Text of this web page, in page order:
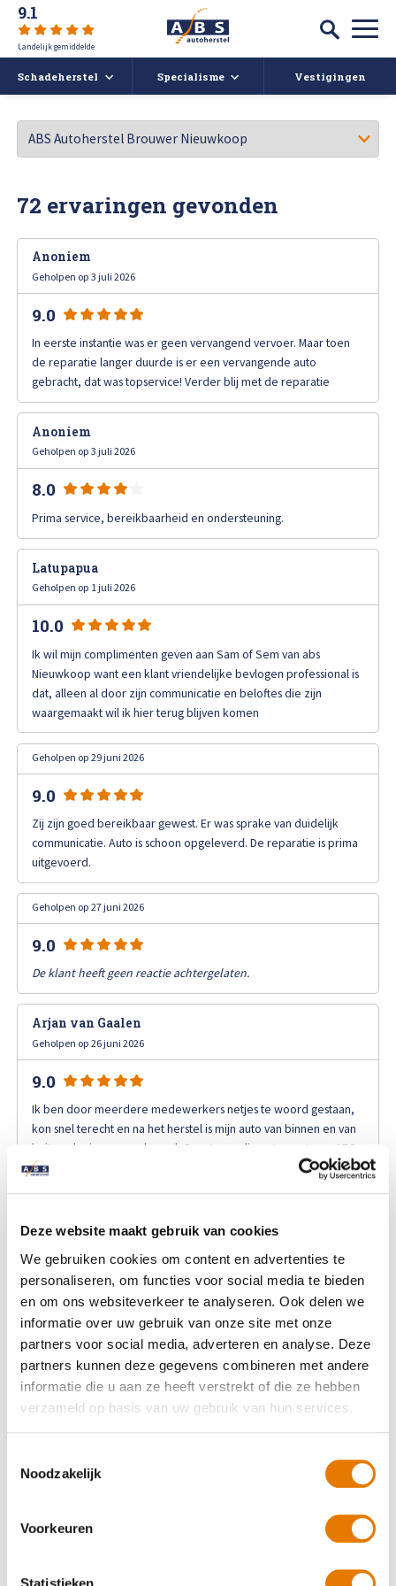
Deze website maakt gebruik van cookies
We gebruiken cookies om content en advertenties te
personaliseren, om functies voor social media te bieden
en om ons websiteverkeer te analyseren. Ook delen we
informatie over uw gebruik van onze site met onze
partners voor social media, adverteren en analyse. Deze
partners kunnen deze gegevens combineren met andere
informatie die u aan ze heeft verstrekt of die ze hebben
verzameld op basis van uw gebruik van hun services.
Noodzakelijk
Voorkeuren
9.1
Landelijk gemiddelde
Schadeherstel Specialisme Vestigingen
Autoschade
Ruitschade
Alle soorten Schadeherstel
Afspraak maken
Auto spuiten bij schade
Autoruit reparatie
Bumper herstellen
Koplampen polijsten en afstellen
Krassen verwijderen
High Tech Schadeherstel
Lakschade herstellen
Steenslag herstellen
Velgen herstellen
Hagelschade herstellen
Total loss
Alle soorten Specialisme
Deukendag
Contact
72 ervaringen gevonden
Anoniem
Geholpen op 3 juli 2026
9.0
In eerste instantie was er geen vervangend vervoer. Maar toen
de reparatie langer duurde is er een vervangende auto
gebracht, dat was topservice! Verder blij met de reparatie
Anoniem
Geholpen op 3 juli 2026
8.0
Prima service, bereikbaarheid en ondersteuning.
Latupapua
Geholpen op 1 juli 2026
10.0
Ik wil mijn complimenten geven aan Sam of Sem van abs
Nieuwkoop want een klant vriendelijke bevlogen professional is
dat, alleen al door zijn communicatie en beloftes die zijn
waargemaakt wil ik hier terug blijven komen
Geholpen op 29 juni 2026
9.0
Zij zijn goed bereikbaar gewest. Er was sprake van duidelijk
communicatie. Auto is schoon opgeleverd. De reparatie is prima
uitgevoerd.
Geholpen op 27 juni 2026
9.0
De klant heeft geen reactie achtergelaten.
Arjan van Gaalen
Geholpen op 26 juni 2026
9.0
Ik ben door meerdere medewerkers netjes te woord gestaan,
kon snel terecht en na het herstel is mijn auto van binnen en van
buiten als nieuw opgeleverd. Groot compliment voor team ABS
Brouwer Nieuwkoop
Geholpen op 18 juni 2026
9.0
Er is goed en vakkundig gewerkt
Geholpen op 11 juni 2026
9.0
De schade is perfect hersteld en sneller dan afgesproken
Prima zoals het nu is